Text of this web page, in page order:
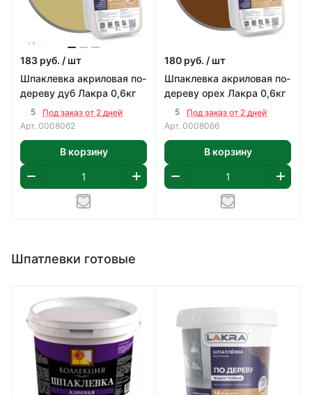
183 руб. / шт
Шпаклевка акриловая по-
дереву дуб Лакра 0,6кг
5
Под заказ от 2 дней
Арт. 0008062
В корзину
180 руб. / шт
Шпаклевка акриловая по-
дереву орех Лакра 0,6кг
5
Под заказ от 2 дней
Арт. 0008066
В корзину
Шпатлевки готовые